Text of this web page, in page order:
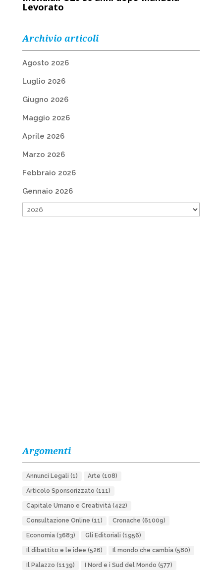
Levorato
Archivio articoli
Agosto 2026
Luglio 2026
Giugno 2026
Maggio 2026
Aprile 2026
Marzo 2026
Febbraio 2026
Gennaio 2026
Argomenti
Annunci Legali (1) Arte (108)
Articolo Sponsorizzato (111)
Capitale Umano e Creatività(422)
Consultazione Online (11) Cronache (61009)
Economia(3683) Gli Editoriali (1956)
Il dibattito e le idee (526) Il mondo che cambia(580)
Il Palazzo (1139) I Nord e i Sud del Mondo (577)